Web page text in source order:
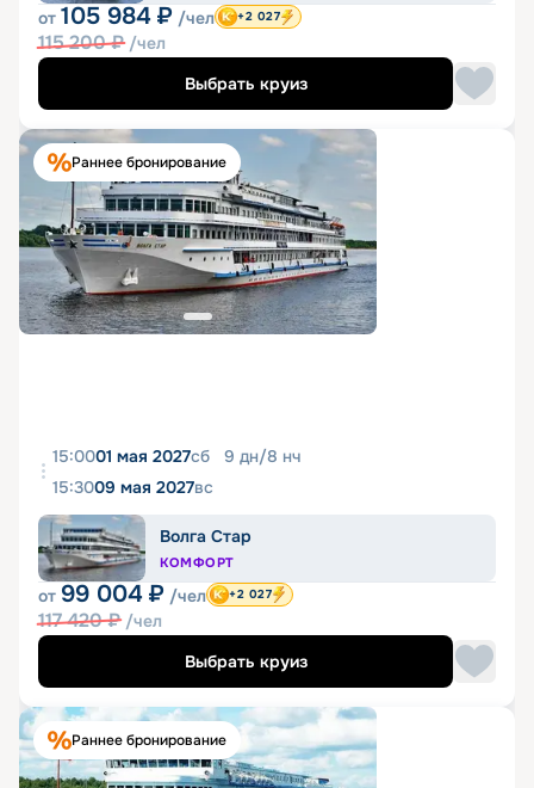
от 105 984 ₽ /чел
115 200₽ /чел
+2 027
Выбрать круиз
Раннее бронирование
15:0001 мая 2027сб 9 дн/8 нч
15:3009 мая 2027вс
Волга Стар
КОМФОРТ
от 99 004 ₽ /чел
117 420₽ /чел
+2 027
Выбрать круиз
Раннее бронирование